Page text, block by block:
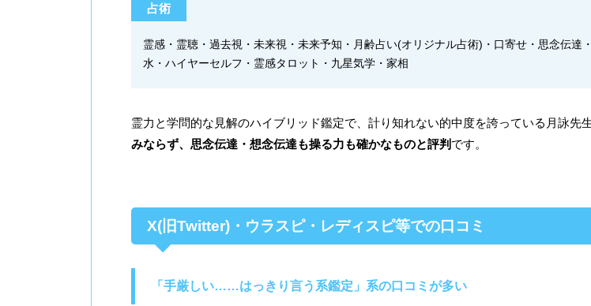
占術
霊感・霊聴・過去視・未来視・未来予知・月齢占い(オリジナル占術)・口寄せ・思念伝達
水・ハイヤーセルフ・霊感タロット・九星気学・家相
霊力と学問的な見解のハイブリッド鑑定で、計り知れない的中度を誇っている月詠先生
みならず、思念伝達・想念伝達も操る力も確かなものと評判 です。
X(旧Twitter)・ウラスピ・レディスピ等での口コミ
「手厳しい……はっきり言う系鑑定」系の口コミが多い